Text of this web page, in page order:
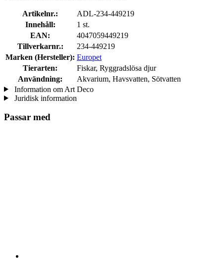
Artikelnr.:
ADL-234-449219
Innehåll:
1 st.
EAN:
4047059449219
Tillverkarnr.:
234-449219
Marken (Hersteller): Europet
Tierarten:
Fiskar, Ryggradslösa djur
Användning:
Akvarium, Havsvatten, Sötvatten
Information om Art Deco
Juridisk information
Passar med